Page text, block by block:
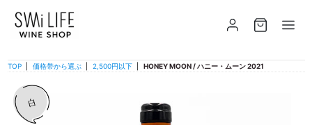
TOP 価格帯から選ぶ 2,500円以下 HONEY MOON / ハニー・ムーン 2021